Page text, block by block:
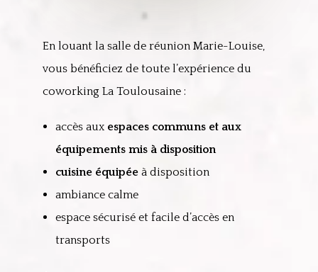
En louant la salle de réunion Marie-Louise,
vous bénéficiez de toute l’expérience du
coworking La Toulousaine :
accès aux espaces communs et aux
équipements mis à disposition
cuisine équipéeà disposition
ambiance calme
espace sécurisé et facile d’accès en
transports